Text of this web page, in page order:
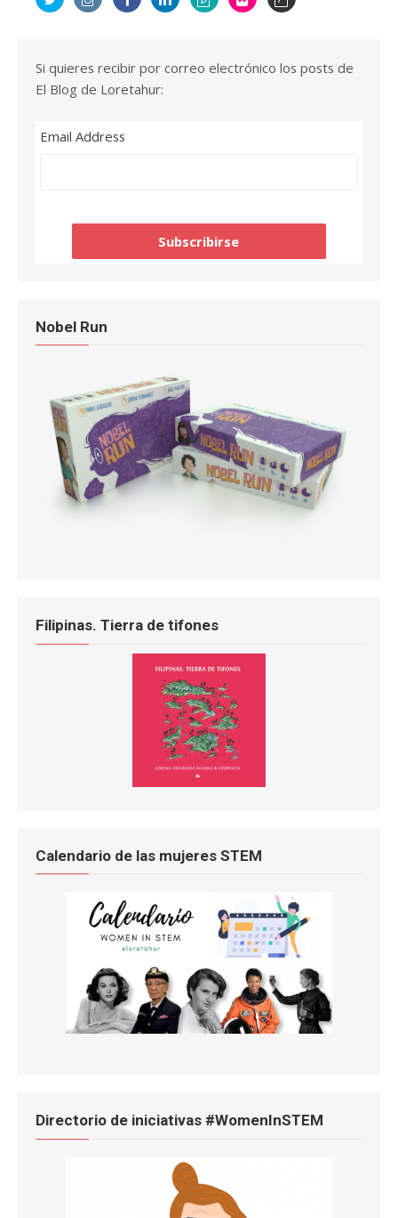
Si quieres recibir por correo electrónico los posts de
El Blog de Loretahur:
Email Address
Nobel Run
Filipinas. Tierra de tifones
Calendario de las mujeres STEM
Directorio de iniciativas #WomenInSTEM